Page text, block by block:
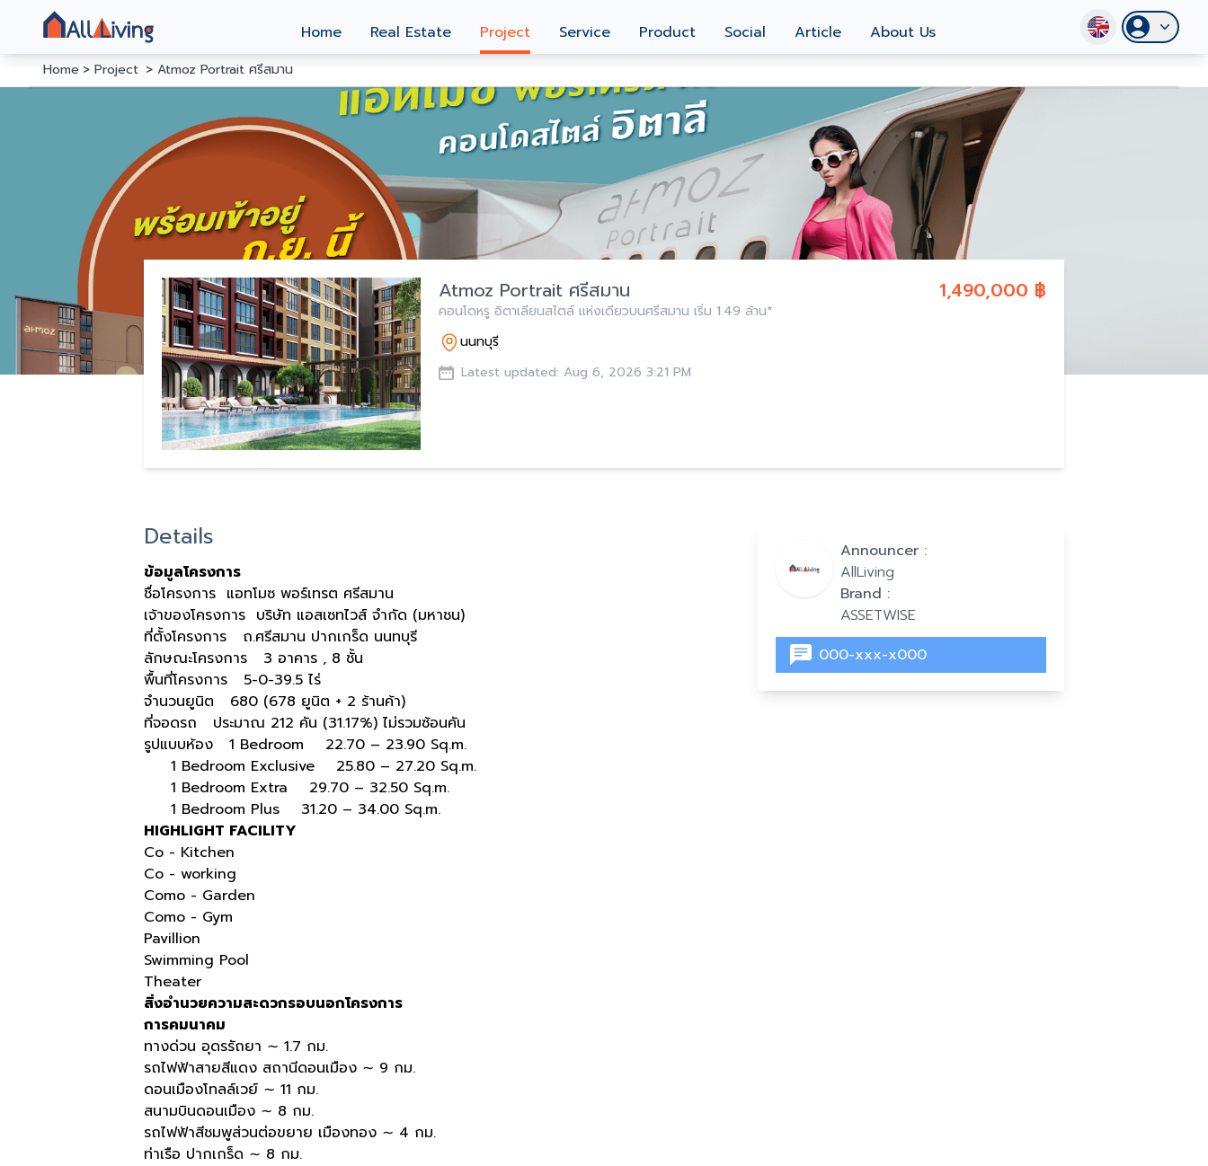
Home Real Estate Project Service Product Social Article About Us
Home Project Atmoz Portrait ศรีสมาน
1,490,000 ฿
Atmoz Portrait ศรีสมาน
คอนโดหรู อิตาเลียนสไตล์ แห่งเดียวบนศรีสมาน เริ่ม 1.49 ล้าน*
นนทบุรี
Latest updated: Aug 6, 2026 3:21 PM
Details
ข้อมูลโครงการ
ชื่อโครงการ แอทโมซ พอร์เทรต ศรีสมาน
เจ้าของโครงการ บริษัท แอสเซทไวส์ จำกัด (มหาชน)
ที่ตั้งโครงการ ถ.ศรีสมาน ปากเกร็ด นนทบุรี
ลักษณะโครงการ 3 อาคาร , 8 ชั้น
พื้นที่โครงการ 5-0-39.5 ไร่
จำนวนยูนิต 680 (678 ยูนิต + 2 ร้านค้า)
ที่จอดรถ ประมาณ 212 คัน (31.17%) ไม่รวมซ้อนคัน
รูปแบบห้อง 1 Bedroom 22.70 – 23.90 Sq.m.
1 Bedroom Exclusive 25.80 – 27.20 Sq.m.
1 Bedroom Extra 29.70 – 32.50 Sq.m.
1 Bedroom Plus 31.20 – 34.00 Sq.m.
HIGHLIGHT FACILITY
Co - Kitchen
Co - working
Como - Garden
Como - Gym
Pavillion
Swimming Pool
Theater
สิ่งอำนวยความสะดวกรอบนอกโครงการ
การคมนาคม
ทางด่วน อุดรรัถยา ∼ 1.7 กม.
รถไฟฟ้าสายสีแดง สถานีดอนเมือง ∼ 9 กม.
ดอนเมืองโทลล์เวย์ ∼ 11 กม.
สนามบินดอนเมือง ∼ 8 กม.
รถไฟฟ้าสีชมพูส่วนต่อขยาย เมืองทอง ∼ 4 กม.
ท่าเรือ ปากเกร็ด ∼ 8 กม.
Announcer :
AllLiving
Brand :
ASSETWISE
000-xxx-x000